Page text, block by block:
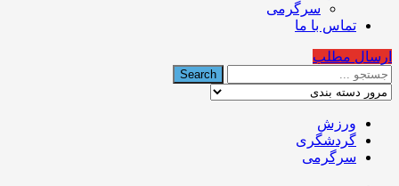
سرگرمی
تماس با ما
ارسال مطلب
ورزش
گردشگری
سرگرمی